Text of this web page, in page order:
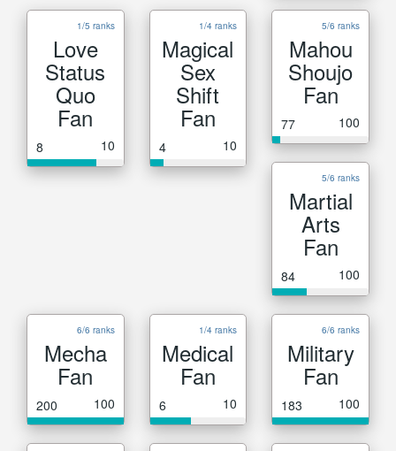
1/5 ranks
Love
Status
Quo
Fan
8 10
1/4 ranks
Magical
Sex
Shift
Fan
4 10
5/6 ranks
Mahou
Shoujo
Fan
77 100
5/6 ranks
Martial
Arts
Fan
84 100
6/6 ranks
Mecha
Fan
200 100
1/4 ranks
Medical
Fan
6 10
6/6 ranks
Military
Fan
183 100